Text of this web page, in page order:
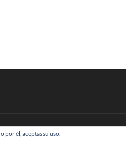
WordPress| © Todos los derechos reservados
por él, aceptas su uso.